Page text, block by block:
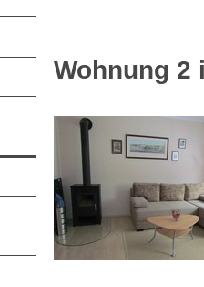
Wohnung 2